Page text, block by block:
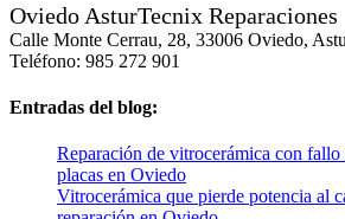
Oviedo AsturTecnix Reparaciones
Calle Monte Cerrau, 28, 33006 Oviedo,
Teléfono: 985 272 901
Entradas del blog:
Reparación de vitrocerámica con
placas en Oviedo
Vitrocerámica que pierde potencia al